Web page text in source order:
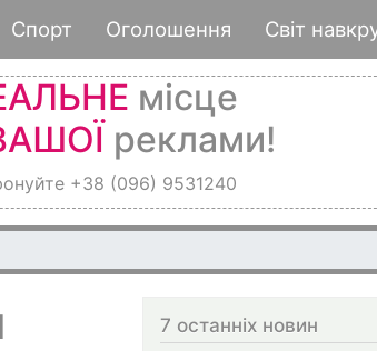
Спорт Оголошення Світ
місце
реклами!
+38 (096) 9531240
7 останніх новин